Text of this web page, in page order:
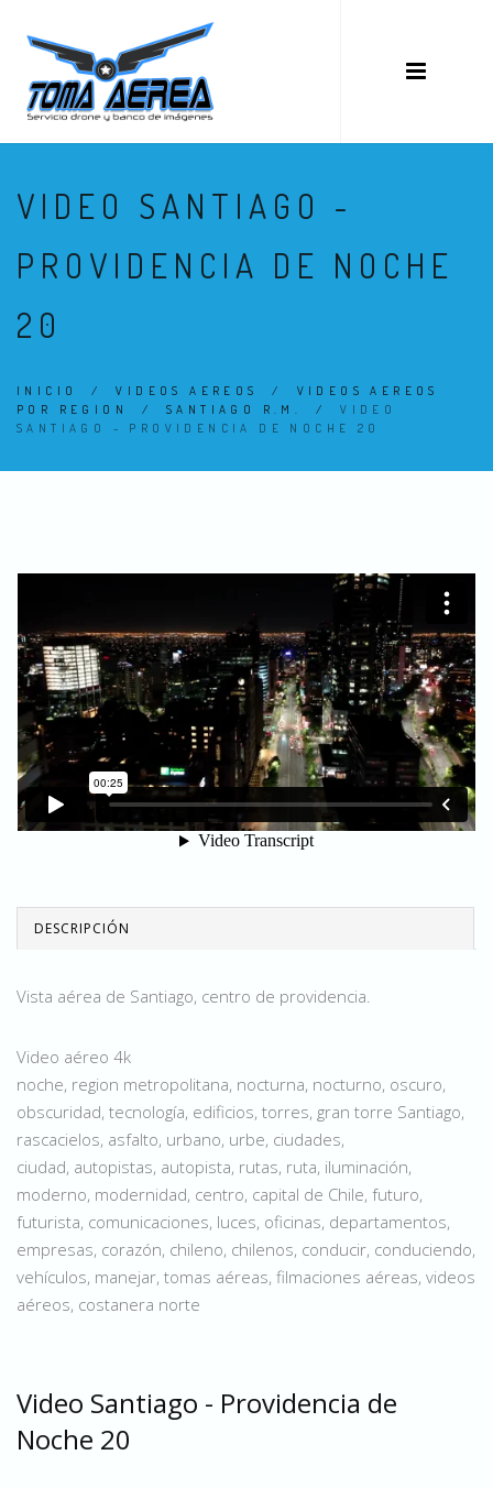
VIDEO SANTIAGO -
PROVIDENCIA DE NOCHE
20
INICIO /VIDEOS AEREOS / VIDEOS AEREOS
POR REGION
/SANTIAGO R.M. /VIDEO
SANTIAGO - PROVIDENCIA DE NOCHE 20
DESCRIPCIÓN
Vista aérea de Santiago, centro de providencia.
Video aéreo 4k
noche, region metropolitana, nocturna, nocturno, oscuro,
obscuridad, tecnología, edificios, torres, gran torre Santiago,
rascacielos, asfalto, urbano, urbe, ciudades,
ciudad, autopistas, autopista, rutas, ruta, iluminación,
moderno, modernidad, centro, capital de Chile, futuro,
futurista, comunicaciones, luces, oficinas, departamentos,
empresas, corazón, chileno, chilenos, conducir, conduciendo,
vehículos, manejar, tomas aéreas, filmaciones aéreas, videos
aéreos, costanera norte
Video Santiago - Providencia de
Noche 20